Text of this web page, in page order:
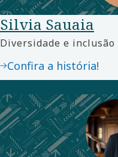
Diversidade e inclusão
Silvia Sauaia
Confira a história!